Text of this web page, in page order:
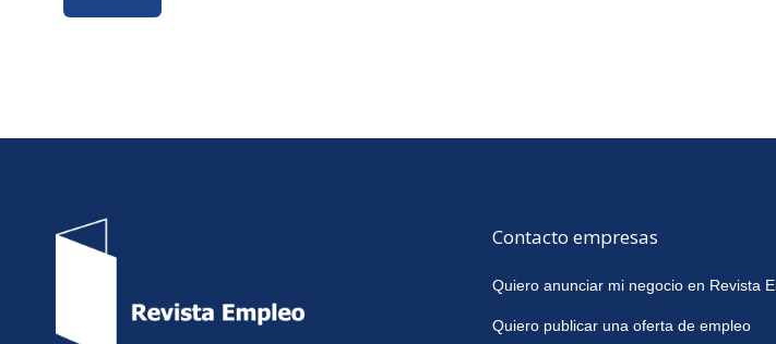
Contacto empresas
Quiero anunciar mi negocio en Revista
Quiero publicar una oferta de empleo